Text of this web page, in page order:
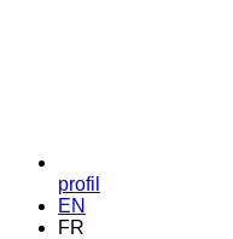
profil
EN
FR